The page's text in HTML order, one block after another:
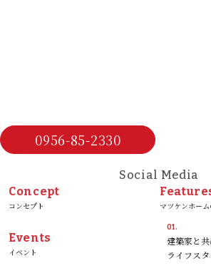
0956-85-2330
Social Media
Concept
コンセプト
Events
イベント
マツケンホー
01.
建築家と
ライフスタ